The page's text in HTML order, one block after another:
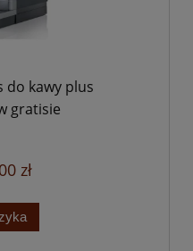
do kawy plus
gratisie
zł